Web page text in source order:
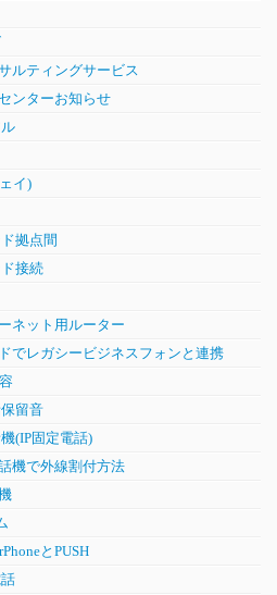
ルティングサービス
ンターお知らせ
イ)
拠点間
接続
ネット用ルーター
でレガシービジネスフォンと連携
留音
(IP固定電話)
機で外線割付方法
とPUSH